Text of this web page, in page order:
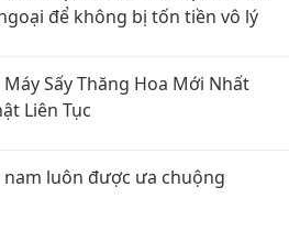
để không bị tốn tiền vô lý
Máy Sấy Thăng Hoa Mới Nhất
Liên Tục
nam luôn được ưa chuộng